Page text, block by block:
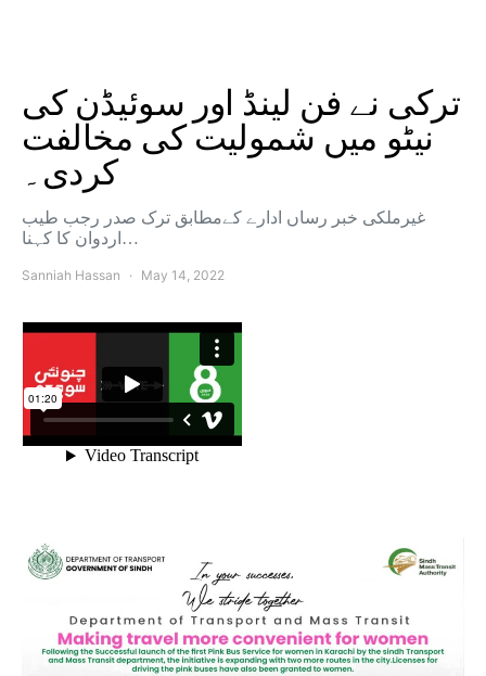
ترکی نے فن لینڈ اور سوئیڈن کی
نیٹو میں شمولیت کی مخالفت
کردی۔
غیرملکی خبر رساں ادارے کےمطابق ترک صدر رجب طیب
اردوان کا کہنا…
Sanniah Hassan May 14, 2022